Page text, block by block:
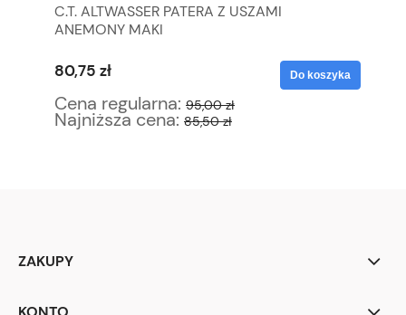
C.T. ALTWASSER PATERA Z USZAMI
ANEMONY MAKI
80,75 zł
Cena regularna: 95,00 zł
Najniższa cena: 85,50 zł
Do koszyka
ZAKUPY